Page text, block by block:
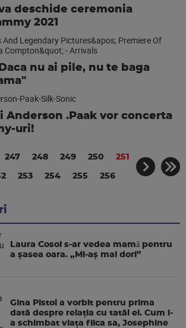
deschide ceremonia
2021
nu ai pile, nu te baga
Anderson .Paak vor concerta
uri!
247 248 249 250 251
253 254 255 256
Laura Cosoi s-ar vedea mamǎ pentru
a şasea oara. „Mi-aș mai dori”
Gina Pistol a vorbit pentru prima
dată despre relația cu tatăl ei. Cum i-
a schimbat viața fiica sa, Josephine